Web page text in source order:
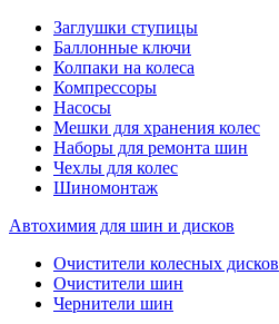
Заглушки ступицы
Баллонные ключи
Колпаки на колеса
Компрессоры
Насосы
Мешки для хранения колес
Наборы для ремонта шин
Чехлы для колес
Шиномонтаж
Автохимия для шин и дисков
Очистители колесных дисков
Очистители шин
Чернители шин